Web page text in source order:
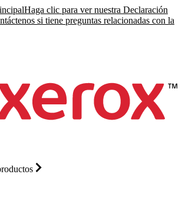
Haga clic para ver nuestra Declaración
si tiene preguntas relacionadas con la